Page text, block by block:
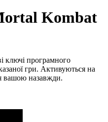
Kombat
ключі програмного
гри. Активуються на
вашою назавжди.